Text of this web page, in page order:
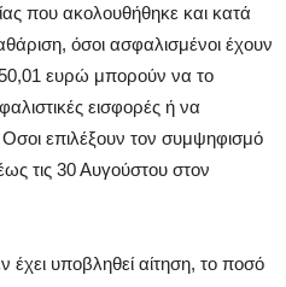
που ακολουθήθηκε και κατά
όσοι ασφαλισμένοι έχουν
ευρώ μπορούν να το
εισφορές ή να
επιλέξουν τον συμψηφισμό
τις 30 Αυγούστου στον
έχει υποβληθεί αίτηση, το ποσό